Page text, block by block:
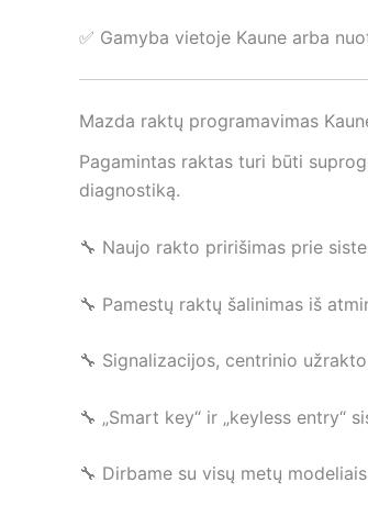
✅ Gamyba vietoje Kaune arba
Mazda raktų programavimas
Pagamintas raktas turi būti
diagnostiką.
🔧 Naujo rakto pririšimas prie
🔧 Pamestų raktų šalinimas iš
🔧 Signalizacijos, centrinio
🔧 „Smart key“ ir „keyless entry“
🔧 Dirbame su visų metų